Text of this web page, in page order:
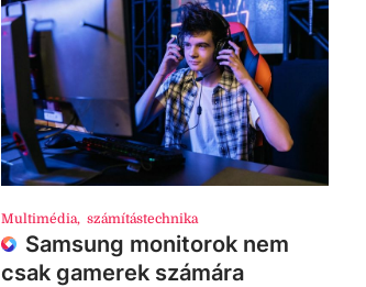
Multimédia, számítástechnika
Samsung monitorok nem
csak gamerek számára